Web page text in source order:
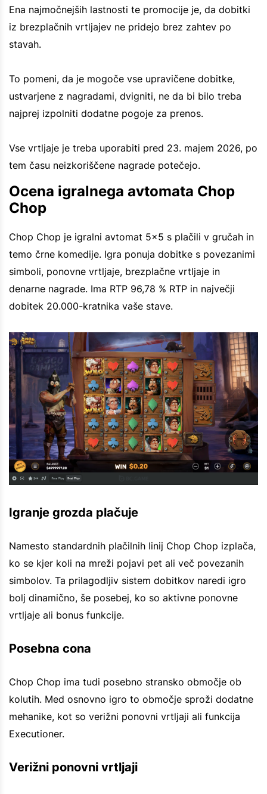
Ena najmočnejših lastnosti te promocije je, da dobitki
iz brezplačnih vrtljajev ne pridejo brez zahtev po
stavah.
To pomeni, da je mogoče vse upravičene dobitke,
ustvarjene z nagradami, dvigniti, ne da bi bilo treba
najprej izpolniti dodatne pogoje za prenos.
Vse vrtljaje je treba uporabiti pred 23. majem 2026, po
tem času neizkoriščene nagrade potečejo.
Ocena igralnega avtomata Chop
Chop
Chop Chop je igralni avtomat 5x5 s plačili v gručah in
temo črne komedije. Igra ponuja dobitke s povezanimi
simboli, ponovne vrtljaje, brezplačne vrtljaje in
denarne nagrade. Ima RTP 96,78 % RTP in največji
dobitek 20.000-kratnika vaše stave.
Igranje grozda plačuje
Namesto standardnih plačilnih linij Chop Chop izplača,
ko se kjer koli na mreži pojavi pet ali več povezanih
simbolov. Ta prilagodljiv sistem dobitkov naredi igro
bolj dinamično, še posebej, ko so aktivne ponovne
vrtljaje ali bonus funkcije.
Posebna cona
Chop Chop ima tudi posebno stransko območje ob
kolutih. Med osnovno igro to območje sproži dodatne
mehanike, kot so verižni ponovni vrtljaji ali funkcija
Executioner.
Verižni ponovni vrtljaji